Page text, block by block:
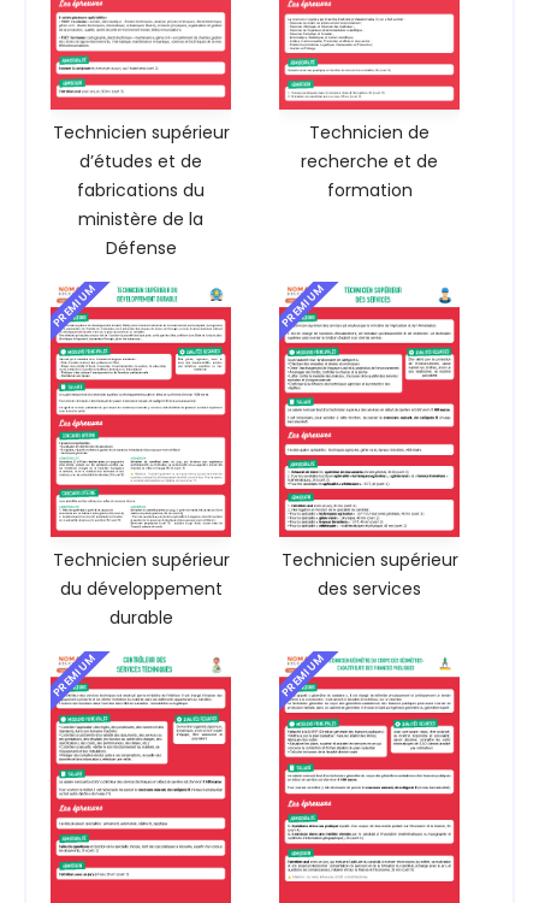
Technicien supérieur
d’études et de
fabrications du
ministère de la
Défense
Technicien de
recherche et de
formation
PREMIUM
Technicien supérieur
du développement
durable
PREMIUM
Technicien supérieur
des services
PREMIUM PREMIUM